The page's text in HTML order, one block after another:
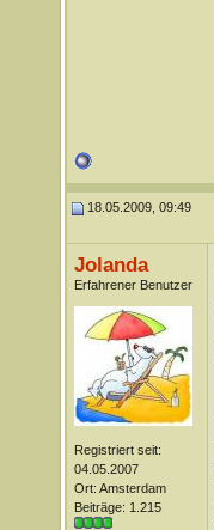
18.05.2009, 09:49
Jolanda
Erfahrener Benutzer
Registriert seit:
04.05.2007
Ort: Amsterdam
Beiträge: 1.215